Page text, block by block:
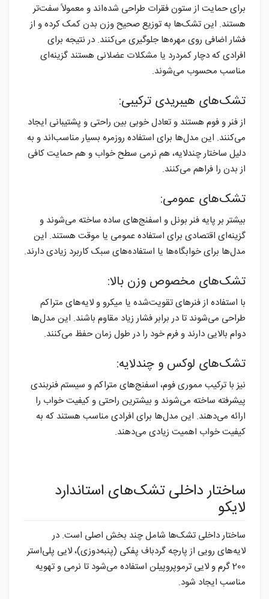
برای حمایت از ستون فقرات طراحی شده‌اند و معمولاً سفت‌تر
هستند. این تشک‌ها به توزیع صحیح وزن بدن کمک کرده و از
فشار اضافی روی مهره‌ها جلوگیری می‌کنند. در نتیجه برای
افرادی که دچار کمردرد یا مشکلات عضلانی هستند گزینه‌ای
مناسب محسوب می‌شوند.
تشک‌های هیبریدی ترکیبی:
از فنر و فوم هستند و تعادل خوبی بین راحتی و پشتیبانی ایجاد
می‌کنند. این مدل‌ها برای استفاده روزمره بسیار مناسب‌اند و به
دلیل ساختار چندلایه، هم نرمی سطح خواب و هم حمایت کافی
از بدن را فراهم می‌کنند.
تشک‌های عمومی:
بیشتر بر پایه فنر بونل و اسفنج‌های ساده ساخته می‌شوند و
گزینه‌ای اقتصادی برای استفاده عمومی یا موقت هستند. این
مدل‌ها برای خوابگاه‌ها یا استفاده‌های سبک کاربرد زیادی دارند.
تشک‌های مخصوص وزن بالا:
با استفاده از فنرهای تقویت‌شده یا میکرو و لایه‌های متراکم
طراحی می‌شوند تا در برابر فشار زیاد مقاوم باشند. این مدل‌ها
دوام بالایی دارند و فرم خود را در طول زمان حفظ می‌کنند.
تشک‌های لوکس و چندلایه:
نیز با ترکیب مموری فوم، اسفنج‌های متراکم و سیستم فنربندی
پیشرفته ساخته می‌شوند و بیشترین راحتی و کیفیت خواب را
ارائه می‌دهند. این مدل‌ها برای افرادی مناسب هستند که به
کیفیت خواب اهمیت زیادی می‌دهند.
ساختار داخلی تشک‌های استاندارد
لایکو
ساختار داخلی تشک‌ها شامل چند بخش اصلی است. در
لایه‌های رویی از پارچه گردباف پفکی (پنبه‌دوزی)، لایی پلی‌استر
200 گرم و لایی ترموپروپیلن استفاده می‌شود تا نرمی و تهویه
مناسب ایجاد شود.